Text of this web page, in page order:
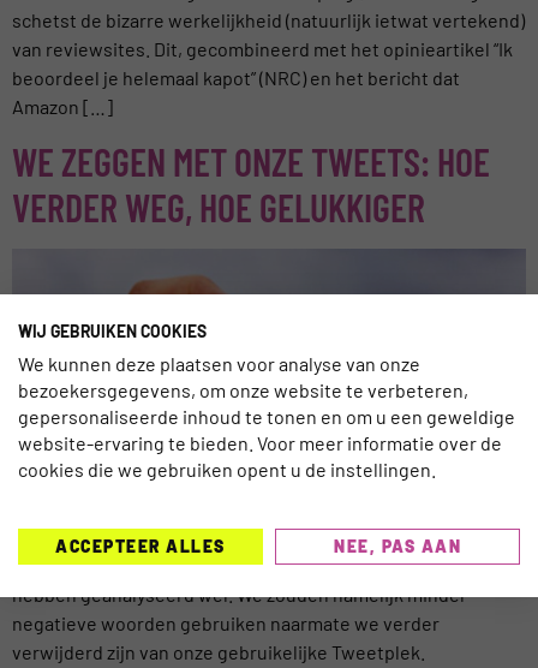
schetst de bizarre werkelijkheid (natuurlijk ietwat vertekend)
van reviewsites. Dit, gecombineerd met het opinieartikel “Ik
beoordeel je helemaal kapot” (NRC) en het bericht dat
Amazon […]
WE ZEGGEN MET ONZE TWEETS: HOE
VERDER WEG, HOE GELUKKIGER
Hoe verder weg, hoe gelukkiger we zijn! Zou het echt waar
zijn? Volgens onderzoekers die het sentiment van Tweets
hebben geanalyseerd wel. We zouden namelijk minder
negatieve woorden gebruiken naarmate we verder
verwijderd zijn van onze gebruikelijke Tweetplek.
WIJ GEBRUIKEN COOKIES
We kunnen deze plaatsen voor analyse van onze
bezoekersgegevens, om onze website te verbeteren,
gepersonaliseerde inhoud te tonen en om u een geweldige
website-ervaring te bieden. Voor meer informatie over de
cookies die we gebruiken opent u de instellingen.
ACCEPTEER ALLES NEE, PAS AAN